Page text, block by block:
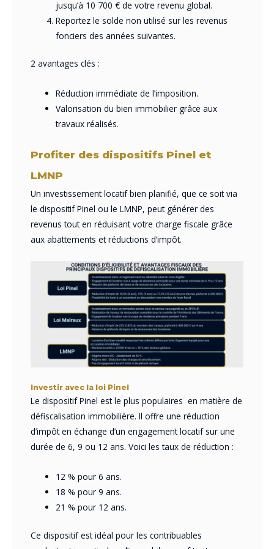
jusqu’à 10 700 € de votre revenu global.
Reportez le solde non utilisé sur les revenus
fonciers des années suivantes.
2 avantages clés :
Réduction immédiate de l’imposition.
Valorisation du bien immobilier grâce aux
travaux réalisés.
Profiter des dispositifs Pinel et
LMNP
Un investissement locatif bien planifié, que ce soit via
le dispositif Pinel ou le LMNP, peut générer des
revenus tout en réduisant votre charge fiscale grâce
aux abattements et réductions d’impôt.
Investir avec la loi Pinel
Le dispositif Pinel est le plus populaires en matière de
défiscalisation immobilière. Il offre une réduction
d’impôt en échange d’un engagement locatif sur une
durée de 6, 9 ou 12 ans. Voici les taux de réduction :
12 % pour 6 ans.
18 % pour 9 ans.
21 % pour 12 ans.
Ce dispositif est idéal pour les contribuables